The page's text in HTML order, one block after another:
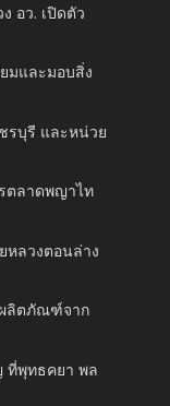
อว. เปิดตัว
มและมอบสิ่ง
รบุรี และหน่วย
ตลาดพญาไท
ลวงตอนล่าง
ลิตภัณฑ์จาก
ที่พุทธคยา พล